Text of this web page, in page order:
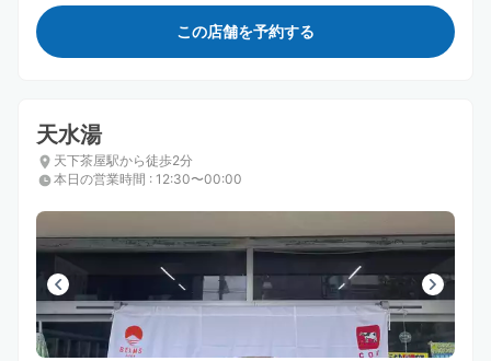
この店舗を予約する
天水湯
天下茶屋駅から徒歩2分
本日の営業時間 : 12:30〜00:00